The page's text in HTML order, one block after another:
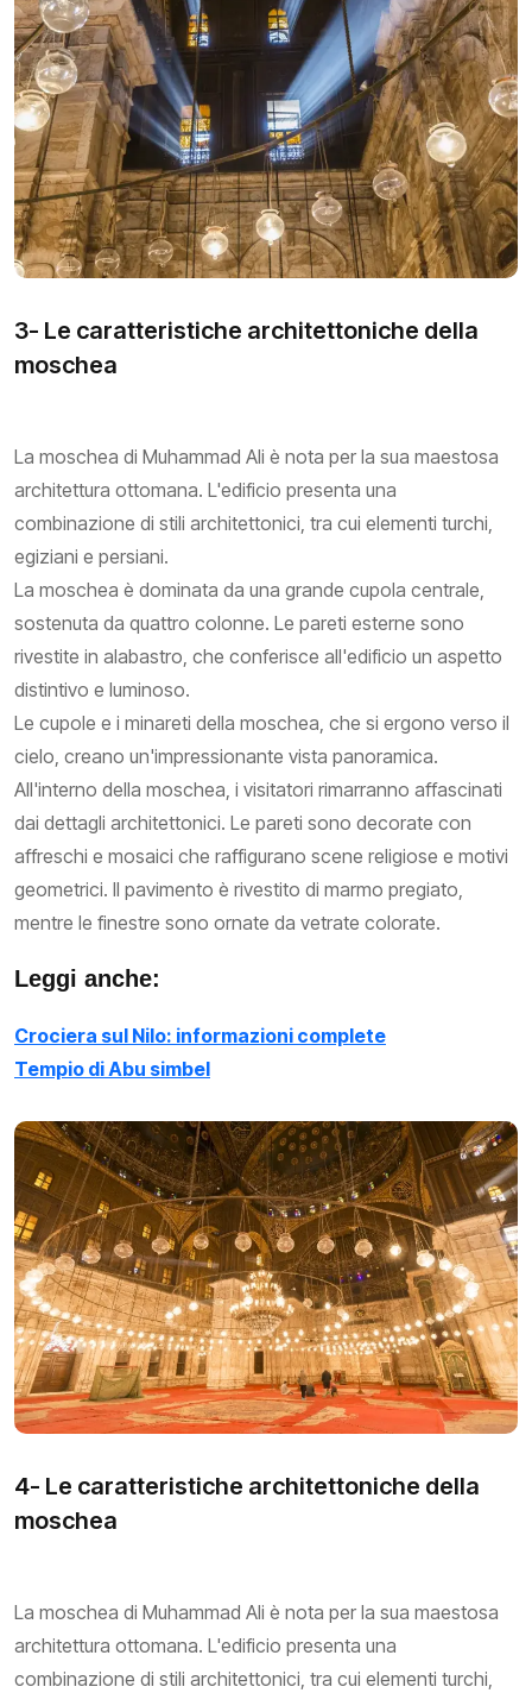
3- Le caratteristiche architettoniche della
moschea
La moschea di Muhammad Ali è nota per la sua maestosa
architettura ottomana. L'edificio presenta una
combinazione di stili architettonici, tra cui elementi turchi,
egiziani e persiani.
La moschea è dominata da una grande cupola centrale,
sostenuta da quattro colonne. Le pareti esterne sono
rivestite in alabastro, che conferisce all'edificio un aspetto
distintivo e luminoso.
Le cupole e i minareti della moschea, che si ergono verso il
cielo, creano un'impressionante vista panoramica.
All'interno della moschea, i visitatori rimarranno affascinati
dai dettagli architettonici. Le pareti sono decorate con
affreschi e mosaici che raffigurano scene religiose e motivi
geometrici. Il pavimento è rivestito di marmo pregiato,
mentre le finestre sono ornate da vetrate colorate.
Leggi anche:
Crociera sul Nilo: informazioni complete
Tempio di Abu simbel
4- Le caratteristiche architettoniche della
moschea
La moschea di Muhammad Ali è nota per la sua maestosa
architettura ottomana. L'edificio presenta una
combinazione di stili architettonici, tra cui elementi turchi,